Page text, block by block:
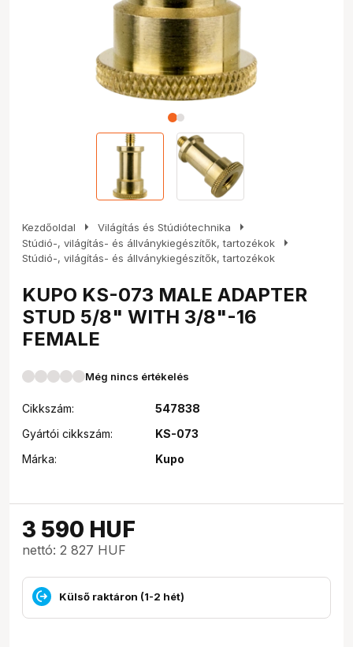
Kezdőoldal arrow_right Világítás és Stúdiótechnika arrow_right
Stúdió-, világítás- és állványkiegészítők, tartozékok arrow_right
Stúdió-, világítás- és állványkiegészítők, tartozékok
KUPO KS-073 MALE ADAPTER
STUD 5/8" WITH 3/8"-16
FEMALE
Még nincs értékelés
Cikkszám:
547838
Gyártói cikkszám:
KS-073
Márka:
Kupo
3 590 HUF
nettó: 2 827 HUF
Külső raktáron (1-2 hét)